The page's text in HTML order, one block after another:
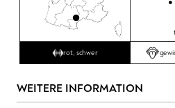
rot, schwer
WEITERE INFORMATION